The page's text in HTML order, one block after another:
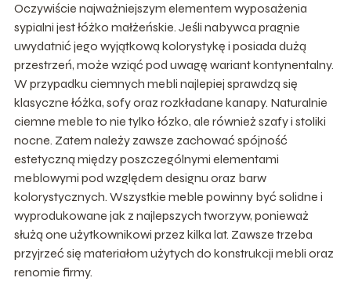
Oczywiście najważniejszym elementem wyposażenia
sypialni jest łóżko małżeńskie. Jeśli nabywca pragnie
uwydatnić jego wyjątkową kolorystykę i posiada dużą
przestrzeń, może wziąć pod uwagę wariant kontynentalny.
W przypadku ciemnych mebli najlepiej sprawdzą się
klasyczne łóżka, sofy oraz rozkładane kanapy. Naturalnie
ciemne meble to nie tylko łózko, ale również szafy i stoliki
nocne. Zatem należy zawsze zachować spójność
estetyczną między poszczególnymi elementami
meblowymi pod względem designu oraz barw
kolorystycznych. Wszystkie meble powinny być solidne i
wyprodukowane jak z najlepszych tworzyw, ponieważ
służą one użytkownikowi przez kilka lat. Zawsze trzeba
przyjrzeć się materiałom użytych do konstrukcji mebli oraz
renomie firmy.